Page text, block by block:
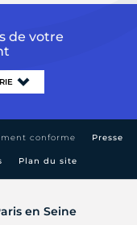
en Seine
de votre
conforme Presse
Plan du site